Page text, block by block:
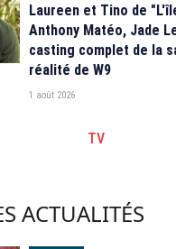
Laureen et Tino de
Anthony Matéo, Jade
casting complet de la
réalité de W9
1 août 2026
TV
ACTUALITÉS